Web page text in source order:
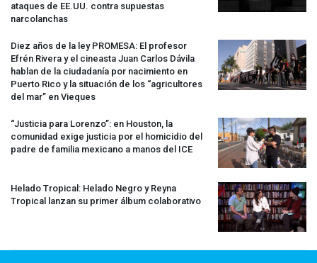
ataques de EE.UU. contra supuestas
narcolanchas
Diez años de la ley PROMESA: El profesor
Efrén Rivera y el cineasta Juan Carlos Dávila
hablan de la ciudadanía por nacimiento en
Puerto Rico y la situación de los “agricultores
del mar” en Vieques
“Justicia para Lorenzo”: en Houston, la
comunidad exige justicia por el homicidio del
padre de familia mexicano a manos del ICE
Helado Tropical: Helado Negro y Reyna
Tropical lanzan su primer álbum colaborativo